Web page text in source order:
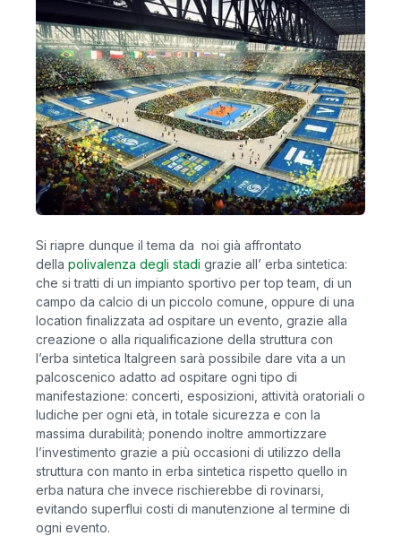
Si riapre dunque il tema da noi già affrontato
della polivalenza degli stadi grazie all’ erba sintetica:
che si tratti di un impianto sportivo per top team, di un
campo da calcio di un piccolo comune, oppure di una
location finalizzata ad ospitare un evento, grazie alla
creazione o alla riqualificazione della struttura con
l’erba sintetica Italgreen sarà possibile dare vita a un
palcoscenico adatto ad ospitare ogni tipo di
manifestazione: concerti, esposizioni, attività oratoriali o
ludiche per ogni età, in totale sicurezza e con la
massima durabilità; ponendo inoltre ammortizzare
l’investimento grazie a più occasioni di utilizzo della
struttura con manto in erba sintetica rispetto quello in
erba natura che invece rischierebbe di rovinarsi,
evitando superflui costi di manutenzione al termine di
ogni evento.